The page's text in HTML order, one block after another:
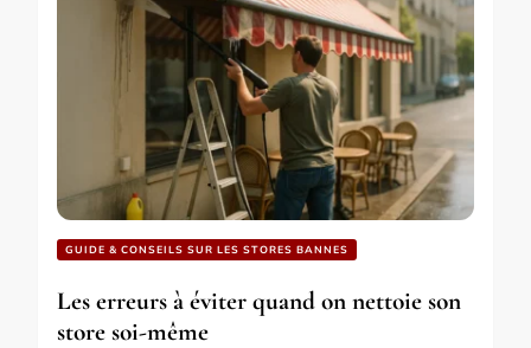
GUIDE & CONSEILS SUR LES STORES BANNES
Les erreurs à éviter quand on nettoie son
store soi-même